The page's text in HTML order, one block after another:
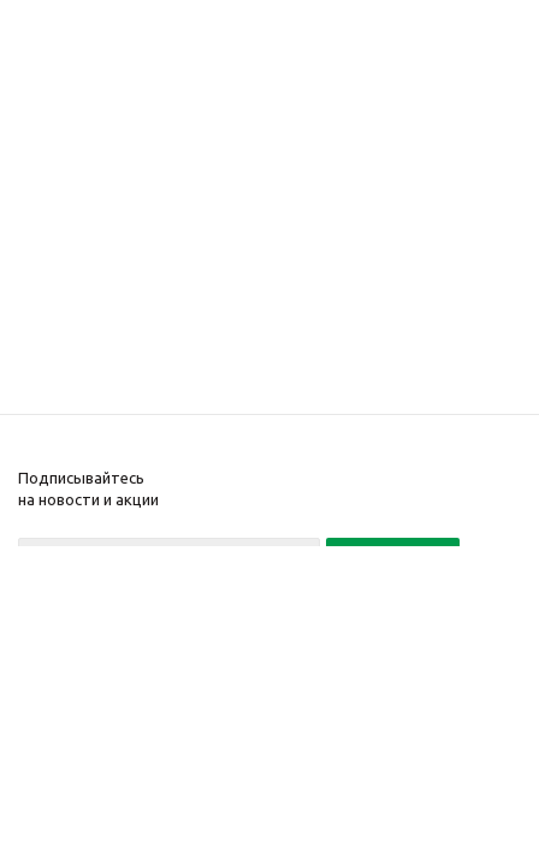
Подписывайтесь
на новости и акции